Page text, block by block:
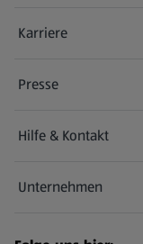
Karriere
Presse
Hilfe & Kontakt
(öffnet in einem
Unternehmen